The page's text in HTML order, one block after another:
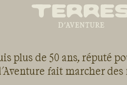
plus de 50 ans, réputé
fait marcher des